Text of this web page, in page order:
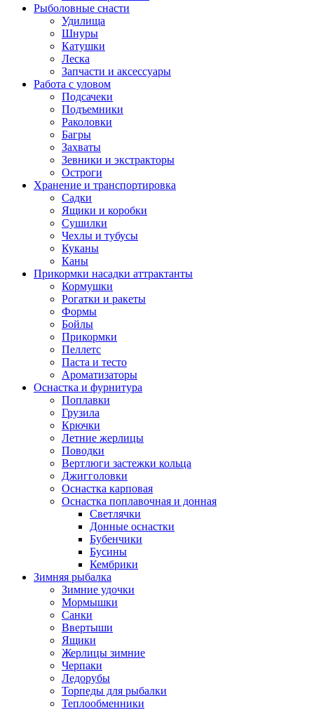
Рыболовные снасти
Удилища
Шнуры
Катушки
Леска
Запчасти и аксессуары
Работа с уловом
Подсачеки
Подъемники
Раколовки
Багры
Захваты
Зевники и экстракторы
Остроги
Хранение и транспортировка
Садки
Ящики и коробки
Сушилки
Чехлы и тубусы
Куканы
Каны
Прикормки насадки аттрактанты
Кормушки
Рогатки и ракеты
Формы
Бойлы
Прикормки
Пеллетс
Паста и тесто
Ароматизаторы
Оснастка и фурнитура
Поплавки
Грузила
Крючки
Летние жерлицы
Поводки
Вертлюги застежки кольца
Джигголовки
Оснастка карповая
Оснастка поплавочная и донная
Светлячки
Донные оснастки
Бубенчики
Бусины
Кембрики
Зимняя рыбалка
Зимние удочки
Мормышки
Санки
Ввертыши
Ящики
Жерлицы зимние
Черпаки
Ледорубы
Торпеды для рыбалки
Теплообменники